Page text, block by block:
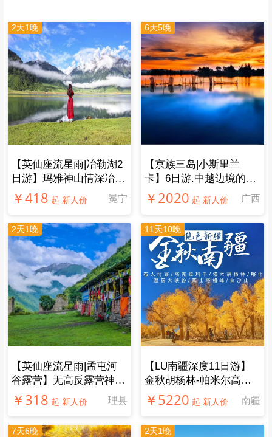
2天1晚
【英仙座流星雨|冶勒湖2
日游】玛雅神山情深冶
勒，传唱千年孟获城
￥418 起 新人价 冕宁
6天5晚
【京族三岛|小斯里兰
卡】6日游.中越边境的斯
里兰卡，不一样的玩法
￥2020 起 新人价 广西
2天1晚
【​英仙座流星雨|孟屯河
谷露营】无高反露营神仙
地！雪山星空森林溪流，
品尝特色藏式火锅
￥318 起 新人价 理县
11天10晚
【LU南疆深度11日游】
金秋胡杨林-帕米尔高
原，南疆风光人文一网打
尽
￥5220 起 新人价 南疆
7天6晚 2天1晚